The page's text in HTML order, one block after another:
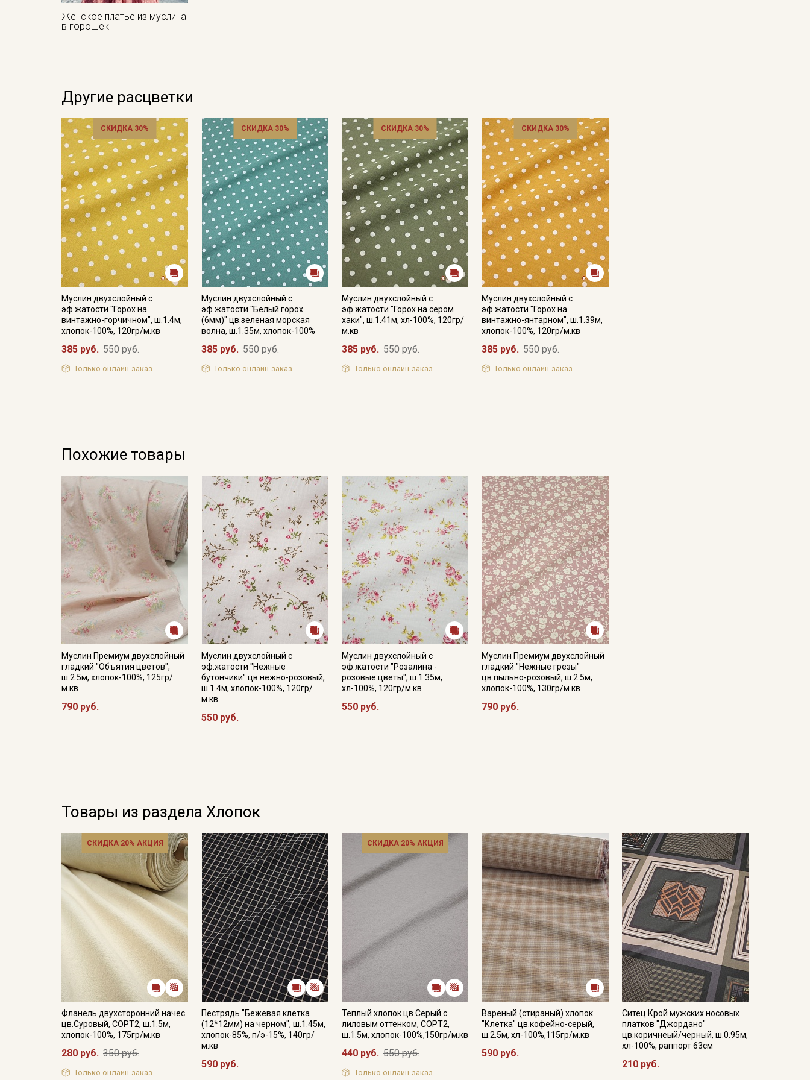
Женское платье из муслина
в горошек
Другие расцветки
СКИДКА 30%
Муслин двухслойный с
эф.жатости "Горох на
винтажно-горчичном", ш.1.4м,
хлопок-100%, 120гр/м.кв
385 руб. 550 руб.
Только онлайн-заказ
СКИДКА 30%
Муслин двухслойный с
эф.жатости "Белый горох
(6мм)" цв.зеленая морская
волна, ш.1.35м, хлопок-100%
385 руб. 550 руб.
Только онлайн-заказ
СКИДКА 30%
Муслин двухслойный с
эф.жатости "Горох на сером
хаки", ш.1.41м, хл-100%, 120гр/
м.кв
385 руб. 550 руб.
Только онлайн-заказ
СКИДКА 30%
Муслин двухслойный с
эф.жатости "Горох на
винтажно-янтарном", ш.1.39м,
хлопок-100%, 120гр/м.кв
385 руб. 550 руб.
Только онлайн-заказ
Похожие товары
Муслин Премиум двухслойный
гладкий "Объятия цветов",
ш.2.5м, хлопок-100%, 125гр/
м.кв
790 руб.
Муслин двухслойный с
эф.жатости "Нежные
бутончики" цв.нежно-розовый,
ш.1.4м, хлопок-100%, 120гр/
м.кв
550 руб.
Муслин двухслойный с
эф.жатости "Розалина -
розовые цветы", ш.1.35м,
хл-100%, 120гр/м.кв
550 руб.
Муслин Премиум двухслойный
гладкий "Нежные грезы"
цв.пыльно-розовый, ш.2.5м,
хлопок-100%, 130гр/м.кв
790 руб.
Товары из раздела Хлопок
СКИДКА 20% АКЦИЯ
Фланель двухсторонний начес
цв.Суровый, СОРТ2, ш.1.5м,
хлопок-100%, 175гр/м.кв
280 руб. 350 руб.
Только онлайн-заказ
Пестрядь "Бежевая клетка
(12*12мм) на черном", ш.1.45м,
хлопок-85%, п/э-15%, 140гр/
м.кв
590 руб.
СКИДКА 20% АКЦИЯ
Теплый хлопок цв.Серый с
лиловым оттенком, СОРТ2,
ш.1.5м, хлопок-100%,150гр/м.кв
440 руб. 550 руб.
Только онлайн-заказ
Вареный (стираный) хлопок
"Клетка" цв.кофейно-серый,
ш.2.5м, хл-100%,115гр/м.кв
590 руб.
Ситец Крой мужских носовых
платков "Джордано"
цв.коричнеый/черный, ш.0.95м,
хл-100%, раппорт 63см
210 руб.
Секретная рассылка от
Купава
Мы публикуем здесь дополнительные
промокоды и скидки до 30% на узкие
категории тканей
Электронная почта
Подписаться
Ознакомлен(а) сПолитикой обработки персональных
Согласие на обработку персональных